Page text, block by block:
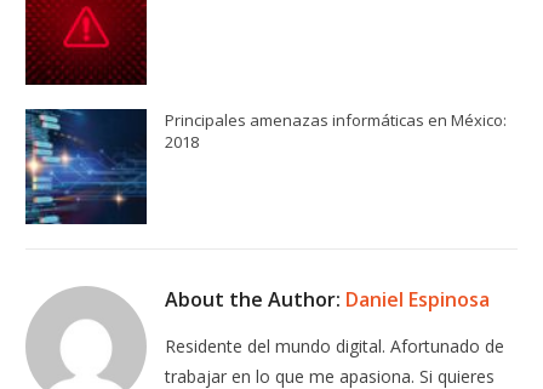
Principales amenazas informáticas en México:
2018
About the Author: Daniel Espinosa
Residente del mundo digital. Afortunado de
trabajar en lo que me apasiona. Si quieres